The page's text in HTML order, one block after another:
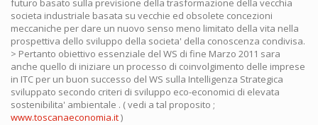
futuro basato sulla previsione della trasformazione della vecchia
societa industriale basata su vecchie ed obsolete concezioni
meccaniche per dare un nuovo senso meno limitato della vita nella
prospettiva dello sviluppo della societa' della conoscenza condivisa.
> Pertanto obiettivo essenziale del WS di fine Marzo 2011 sara
anche quello di iniziare un processo di coinvolgimento delle imprese
in ITC per un buon successo del WS sulla Intelligenza Strategica
sviluppato secondo criteri di sviluppo eco-economici di elevata
sostenibilita' ambientale . ( vedi a tal proposito ;
www.toscanaeconomia.it)